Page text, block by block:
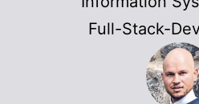
Full-Stack-